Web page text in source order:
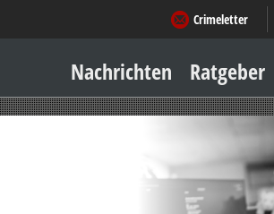
Crimeletter
Nachrichten Ratgeber
Sicher zu Hause
Geld & Einkauf
Amore & mehr